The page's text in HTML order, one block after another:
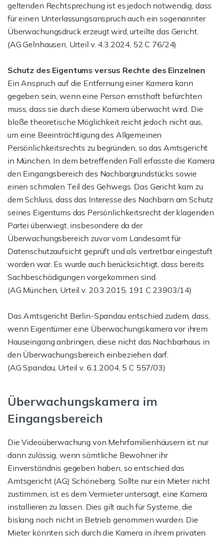
geltenden Rechtsprechung ist es jedoch notwendig, dass
für einen Unterlassungsanspruch auch ein sogenannter
Überwachungsdruck erzeugt wird, urteilte das Gericht.
(AG Gelnhausen, Urteil v. 4.3.2024, 52 C 76/24)
Schutz des Eigentums versus Rechte des Einzelnen
Ein Anspruch auf die Entfernung einer Kamera kann
gegeben sein, wenn eine Person ernsthaft befürchten
muss, dass sie durch diese Kamera überwacht wird. Die
bloße theoretische Möglichkeit reicht jedoch nicht aus,
um eine Beeinträchtigung des Allgemeinen
Persönlichkeitsrechts zu begründen, so das Amtsgericht
in München. In dem betreffenden Fall erfasste die Kamera
den Eingangsbereich des Nachbargrundstücks sowie
einen schmalen Teil des Gehwegs. Das Gericht kam zu
dem Schluss, dass das Interesse des Nachbarn am Schutz
seines Eigentums das Persönlichkeitsrecht der klagenden
Partei überwiegt, insbesondere da der
Überwachungsbereich zuvor vom Landesamt für
Datenschutzaufsicht geprüft und als vertretbar eingestuft
worden war. Es wurde auch berücksichtigt, dass bereits
Sachbeschädigungen vorgekommen sind.
(AG München, Urteil v. 20.3.2015, 191 C 23903/14)
Das Amtsgericht Berlin-Spandau entschied zudem, dass,
wenn Eigentümer eine Überwachungskamera vor ihrem
Hauseingang anbringen, diese nicht das Nachbarhaus in
den Überwachungsbereich einbeziehen darf.
(AG Spandau, Urteil v. 6.1.2004, 5 C 557/03)
Überwachungskamera im
Eingangsbereich
Die Videoüberwachung von Mehrfamilienhäusern ist nur
dann zulässig, wenn sämtliche Bewohner ihr
Einverständnis gegeben haben, so entschied das
Amtsgericht (AG) Schöneberg. Sollte nur ein Mieter nicht
zustimmen, ist es dem Vermieter untersagt, eine Kamera
installieren zu lassen. Dies gilt auch für Systeme, die
bislang noch nicht in Betrieb genommen wurden. Die
Mieter könnten sich durch die Kamera in ihrem privaten